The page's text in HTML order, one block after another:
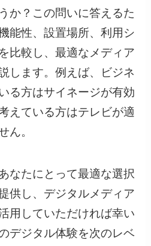
か？この問いに答えるた
能性、設置場所、利用シ
比較し、最適なメディア
します。例えば、ビジネ
る方はサイネージが有効
えている方はテレビが適
ん。
なたにとって最適な選択
供し、デジタルメディア
用していただければ幸い
デジタル体験を次のレベ